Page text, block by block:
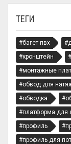
ТЕГИ
#багет пвх
#кронштейн
#монтажные
#обвод для
#обводка
#платформа для
#профиль
#профиль для